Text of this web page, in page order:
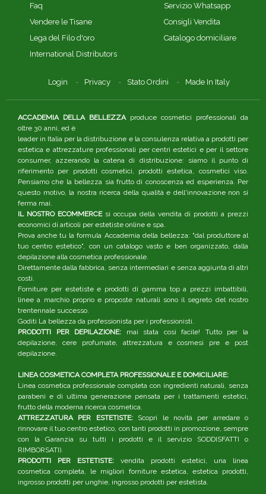
Faq
Vendere le Tisane
Lega del Filo d'oro
International Distributors
Servizio Whatsapp
Consigli Vendita
Catalogo domiciliare
Login Privacy Stato Ordini Made In Italy
ACCADEMIA DELLA BELLEZZAproduce cosmetici professionali da
oltre 30 anni, ed è
leader in Italia per la distribuzione e la consulenza relativa a prodotti per
estetica e attrezzature professionali per centri estetici e per il settore
consumer, azzerando la catena di distribuzione: siamo il punto di
riferimento per prodotti cosmetici, prodotti estetica, cosmetici viso.
Pensiamo che la bellezza sia frutto di conoscenza ed esperienza. Per
questo motivo, la nostra ricerca della qualità e dell'innovazione non si
ferma mai.
IL NOSTRO ECOMMERCEsi occupa della vendita di prodotti a prezzi
economici di articoli per estetiste online e spa.
Prova anche tu la formula Accademia della bellezza: "dal produttore al
tuo centro estetico", con un catalogo vasto e ben organizzato, dalla
depilazione alla cosmetica professionale.
Direttamente dalla fabbrica, senza intermediari e senza aggiunta di altri
costi.
Forniture per estetiste e prodotti di gamma top a prezzi imbattibili,
linee a marchio proprio e proposte naturali sono il segreto del nostro
trentennale successo.
Goditi La bellezza da professionista per i professionisti.
PRODOTTI PER DEPILAZIONE: mai stata così facile! Tutto per la
depilazione, cere profumate, attrezzatura e cosmesi pre e post
depilazione.
LINEA COSMETICA COMPLETA PROFESSIONALE E DOMICILIARE:
Linea cosmetica professionale completa con ingredienti naturali, senza
parabeni e di ultima generazione pensata per i trattamenti estetici,
frutto della moderna ricerca cosmetica.
ATTREZZATURA PER ESTETISTE:Scopri le novità per arredare o
rinnovare il tuo centro estetico, con tanti prodotti in promozione, sempre
con la Garanzia su tutti i prodotti e il servizio SODDISFATTI o
RIMBORSATI).
PRODOTTI PER ESTETISTE: vendita prodotti estetici, una linea
cosmetica completa, le migliori forniture estetica, estetica prodotti,
ingrosso prodotti per unghie, ingrosso prodotti per estetista.